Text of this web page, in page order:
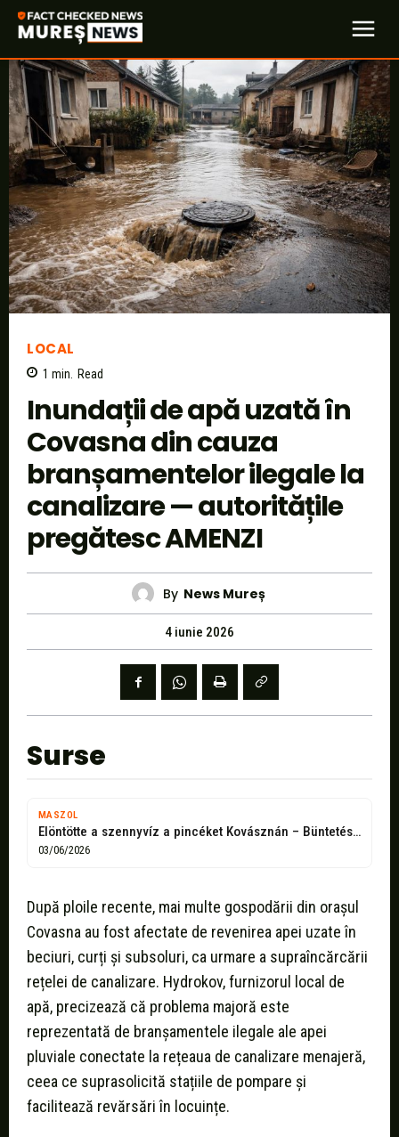
LOCAL
1 min. Read
Inundații de apă uzată în
Covasna din cauza
branșamentelor ilegale la
canalizare — autoritățile
pregătesc AMENZI
By News Mureș
4 iunie 2026
Surse
MASZOL
Elöntötte a szennyvíz a pincéket Kovásznán – Büntetés és ledugózás a szabályszegőknek
03/06/2026
După ploile recente, mai multe gospodării din orașul
Covasna au fost afectate de revenirea apei uzate în
beciuri, curți și subsoluri, ca urmare a supraîncărcării
rețelei de canalizare. Hydrokov, furnizorul local de
apă, precizează că problema majoră este
reprezentată de branșamentele ilegale ale apei
pluviale conectate la rețeaua de canalizare menajeră,
ceea ce suprasolicită stațiile de pompare și
facilitează revărsări în locuințe.